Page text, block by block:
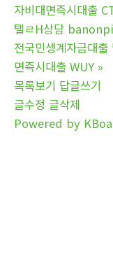
자비대면즉시대출
탤ㄹH상담 banonpi
전국민생계자금대
면즉시대출 WUY »
목록보기 답글쓰기
글수정 글삭제
Powered by